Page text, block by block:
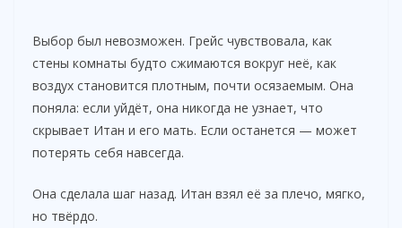
Выбор был невозможен. Грейс чувствовала, как
стены комнаты будто сжимаются вокруг неё, как
воздух становится плотным, почти осязаемым. Она
поняла: если уйдёт, она никогда не узнает, что
скрывает Итан и его мать. Если останется — может
потерять себя навсегда.
Она сделала шаг назад. Итан взял её за плечо, мягко,
но твёрдо.